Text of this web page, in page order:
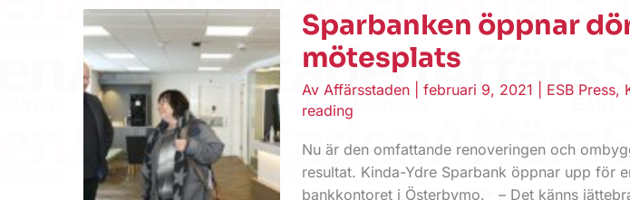
Sparbanken öppnar
mötesplats
Av Affärsstaden |februari 9, 2021 ESB Press,
reading
Nu är den omfattande renoveringen och
resultat. Kinda-Ydre Sparbank öppnar upp för
bankkontoret i Österbymo. – Det känns